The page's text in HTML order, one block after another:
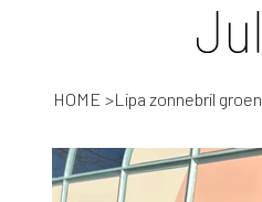
HOME >Lipa zonnebril groen